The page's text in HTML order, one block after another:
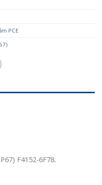
PCE
F4152-6F78.